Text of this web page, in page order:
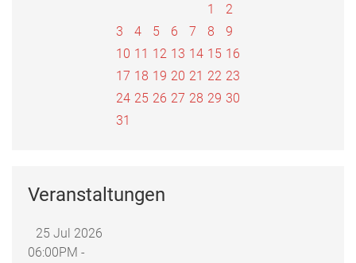
1
2
3
4 5 6 7 8
9
10 11 12 13 14 15 16
17 18 19 20 21 22 23
24 25 26 27 28 29 30
31
Veranstaltungen
25 Jul 2026
06:00PM -